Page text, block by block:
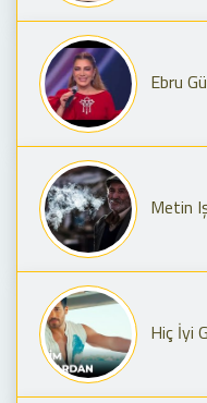
Ebru Gündeş
Metin Işık
Hiç İyi